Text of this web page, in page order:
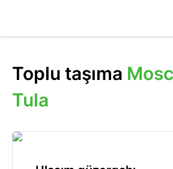
Toplu taşıma
Tula